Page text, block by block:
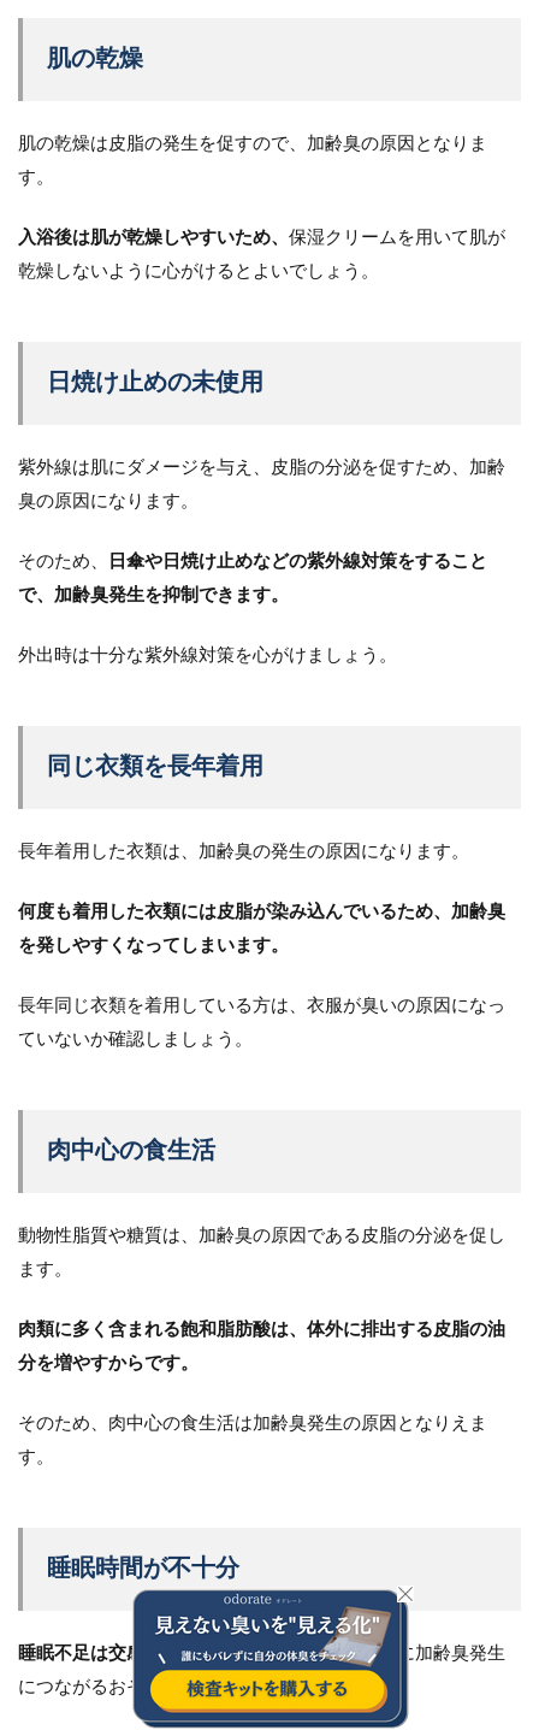
肌の乾燥
肌の乾燥は皮脂の発生を促すので、加齢臭の原因となりま
す。
入浴後は肌が乾燥しやすいため、 保湿クリームを用いて肌が
乾燥しないように心がけるとよいでしょう。
日焼け止めの未使用
紫外線は肌にダメージを与え、皮脂の分泌を促すため、加齢
臭の原因になります。
そのため、
日傘や日焼け止めなどの紫外線対策をすること
で、加齢臭発生を抑制できます。
外出時は十分な紫外線対策を心がけましょう。
同じ衣類を長年着用
長年着用した衣類は、加齢臭の発生の原因になります。
何度も着用した衣類には皮脂が染み込んでいるため、加齢臭
を発しやすくなってしまいます。
長年同じ衣類を着用している方は、衣服が臭いの原因になっ
ていないか確認しましょう。
肉中心の食生活
動物性脂質や糖質は、加齢臭の原因である皮脂の分泌を促し
ます。
肉類に多く含まれる飽和脂肪酸は、体外に排出する皮脂の油
分を増やすからです。
そのため、肉中心の食生活は加齢臭発生の原因となりえま
す。
睡眠時間が不十分
睡眠不足は交感神経を活発にするため、結果的に加齢臭発生
につながるおそれがあります。